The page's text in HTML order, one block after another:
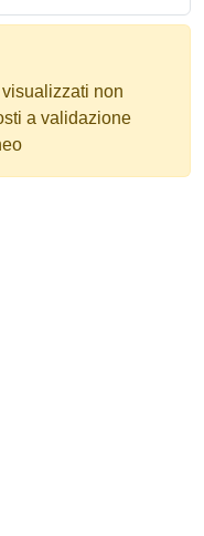
non
a validazione